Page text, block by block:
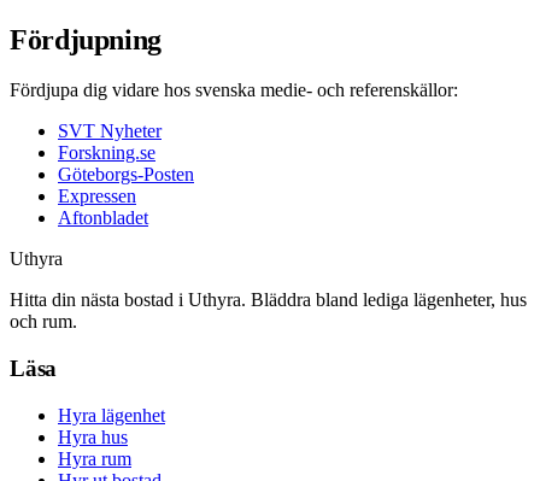
Fördjupning
Fördjupa dig vidare hos svenska medie- och referenskällor:
SVT Nyheter
Forskning.se
Göteborgs-Posten
Expressen
Aftonbladet
Uthyra
Hitta din nästa bostad i Uthyra. Bläddra bland lediga lägenheter, hus
och rum.
Läsa
Hyra lägenhet
Hyra hus
Hyra rum